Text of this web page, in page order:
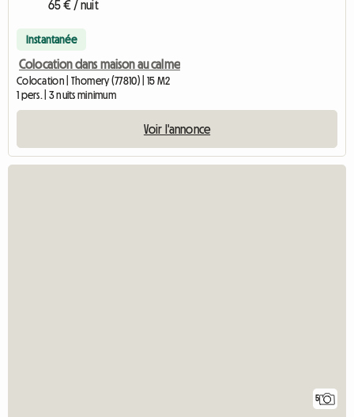
65 € / nuit
Instantanée
Colocation dans maison au calme
Colocation | Thomery (77810) | 15 M2
1 pers. | 3 nuits minimum
Voir l'annonce
5